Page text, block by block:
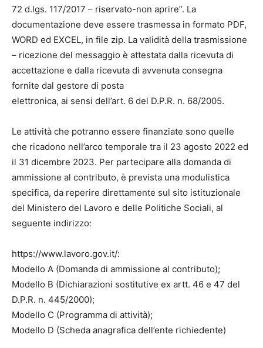
72 d.lgs. 117/2017 – riservato-non aprire”. La
documentazione deve essere trasmessa in formato PDF,
WORD ed EXCEL, in file zip. La validità della trasmissione
– ricezione del messaggio è attestata dalla ricevuta di
accettazione e dalla ricevuta di avvenuta consegna
fornite dal gestore di posta
elettronica, ai sensi dell’art. 6 del D.P.R. n. 68/2005.
Le attività che potranno essere finanziate sono quelle
che ricadono nell’arco temporale tra il 23 agosto 2022 ed
il 31 dicembre 2023. Per partecipare alla domanda di
ammissione al contributo, è prevista una modulistica
specifica, da reperire direttamente sul sito istituzionale
del Ministero del Lavoro e delle Politiche Sociali, al
seguente indirizzo:
https://www.lavoro.gov.it/:
Modello A (Domanda di ammissione al contributo);
Modello B (Dichiarazioni sostitutive ex artt. 46 e 47 del
D.P.R. n. 445/2000);
Modello C (Programma di attività);
Modello D (Scheda anagrafica dell’ente richiedente)